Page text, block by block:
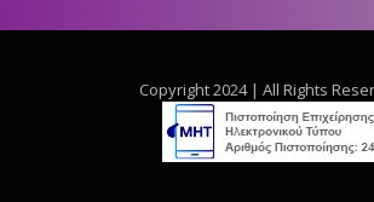
Copyright 2024 | All Rights